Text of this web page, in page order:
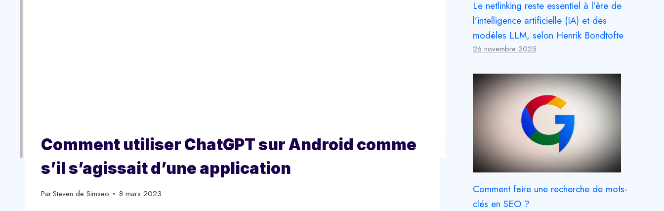
Comment utiliser ChatGPT sur Android comme
s’il s’agissait d’une application
ParSteven de Simseo 8 mars 2023
Le netlinking reste essentiel à l’ère de
l’intelligence artificielle (IA) et des
modèles LLM, selon Henrik Bondtofte
26 novembre 2025
Comment faire une recherche de mots-
clés en SEO ?